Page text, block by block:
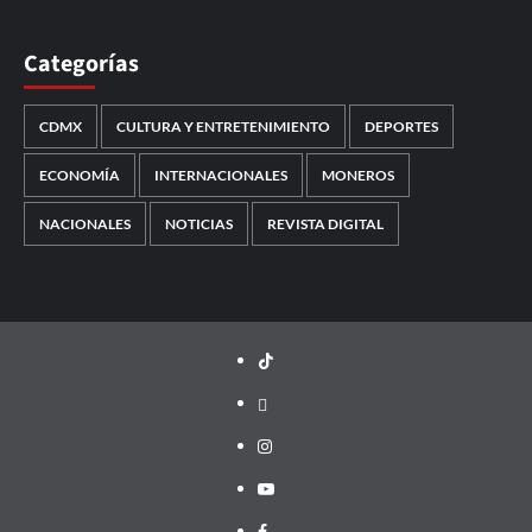
Categorías
CDMX CULTURA Y ENTRETENIMIENTO DEPORTES
ECONOMÍA INTERNACIONALES MONEROS
NACIONALES NOTICIAS REVISTA DIGITAL
TikTok
threads
Instagram
Youtube